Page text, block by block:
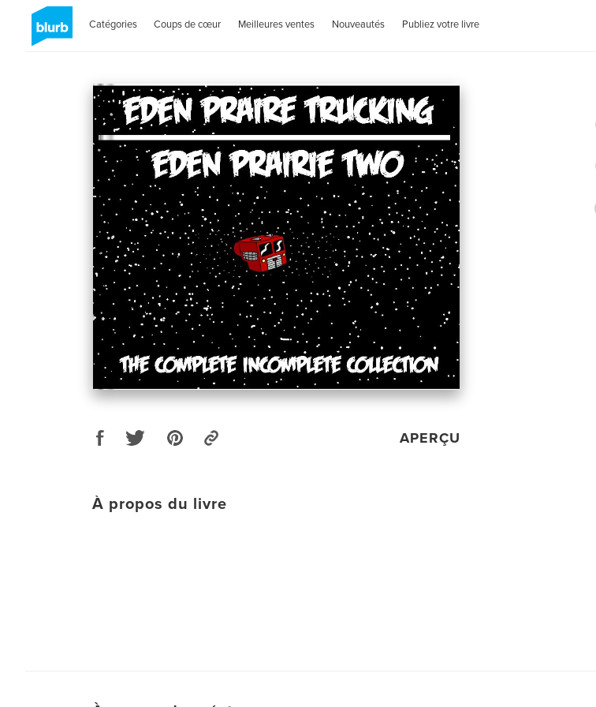
Catégories Coups de cœur Meilleures ventes Nouveautés Publiez votre livre
APERÇU
À propos du livre